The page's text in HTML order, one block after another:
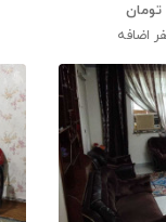
تومان